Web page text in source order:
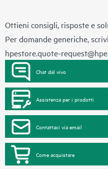
Ottieni consigli, risposte e
Per domande generiche,
hpestore.quote-
Chat dal vivo
Assistenza per i prodotti
Contattaci via email
Come acquistare